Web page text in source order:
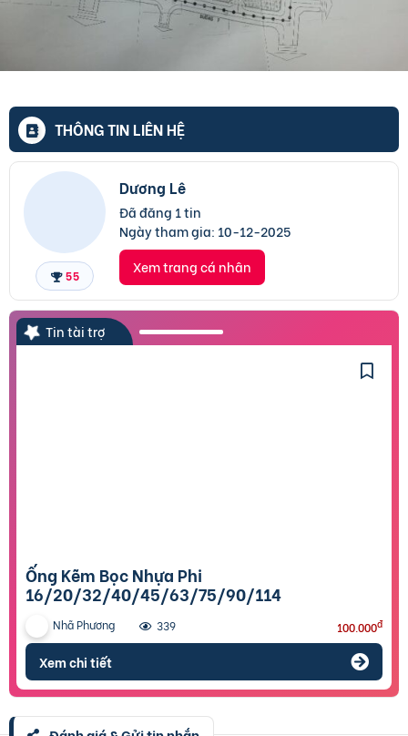
THÔNG TIN LIÊN HỆ
55
Dương Lê
Đã đăng 1 tin
Ngày tham gia: 10-12-2025
Xem trang cá nhân
Tin tài trợ
Ống Kẽm Bọc Nhựa Phi
16/20/32/40/45/63/75/90/114
Nhã Phương 339 100.000đ
Xem chi tiết